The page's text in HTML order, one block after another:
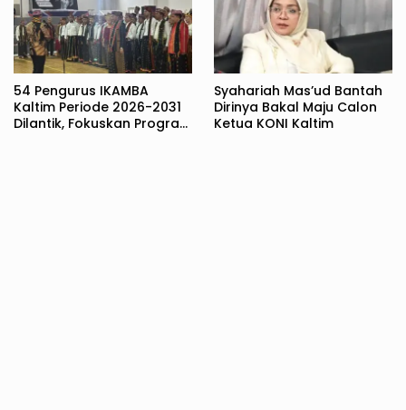
54 Pengurus IKAMBA
Kaltim Periode 2026-2031
Dilantik, Fokuskan Program
Syahariah Mas’ud Bantah
Dirinya Bakal Maju Calon
Ketua KONI Kaltim